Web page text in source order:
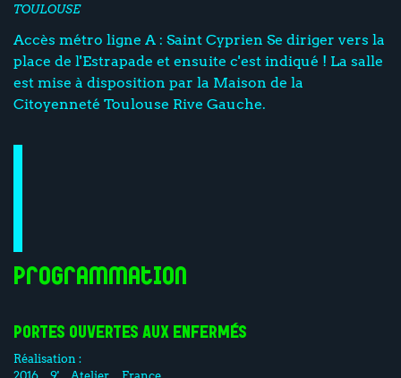
TOULOUSE
Accès métro ligne A : Saint Cyprien Se diriger vers la
place de l'Estrapade et ensuite c'est indiqué ! La salle
est mise à disposition par la Maison de la
Citoyenneté Toulouse Rive Gauche.
Programmation
PORTES OUVERTES AUX ENFERMÉS
Réalisation :
2016
9' Atelier
France